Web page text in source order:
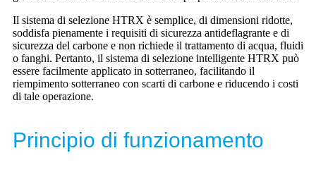
Il sistema di selezione HTRX è semplice, di dimensioni ridotte,
soddisfa pienamente i requisiti di sicurezza antideflagrante e di
sicurezza del carbone e non richiede il trattamento di acqua, fluidi
o fanghi. Pertanto, il sistema di selezione intelligente HTRX può
essere facilmente applicato in sotterraneo, facilitando il
riempimento sotterraneo con scarti di carbone e riducendo i costi
di tale operazione.
Principio di funzionamento